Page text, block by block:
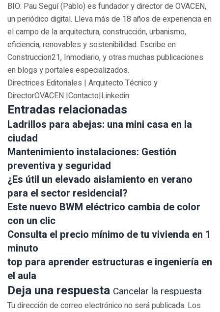
BIO: Pau Seguí (Pablo) es fundador y director de OVACEN,
un periódico digital. Lleva más de 18 años de experiencia en
el campo de la arquitectura, construcción, urbanismo,
eficiencia, renovables y sostenibilidad. Escribe en
Construccion21, Inmodiario, y otras muchas publicaciones
en blogs y portales especializados.
Directrices Editoriales | Arquitecto Técnico y
DirectorOVACEN |Contacto|Linkedin
Entradas relacionadas
Ladrillos para abejas: una mini casa en la
ciudad
Mantenimiento instalaciones: Gestión
preventiva y seguridad
¿Es útil un elevado aislamiento en verano
para el sector residencial?
Este nuevo BWM eléctrico cambia de color
con un clic
Consulta el precio mínimo de tu vivienda en 1
minuto
top para aprender estructuras e ingeniería en
el aula
Deja una respuesta Cancelar la respuesta
Tu dirección de correo electrónico no será publicada. Los